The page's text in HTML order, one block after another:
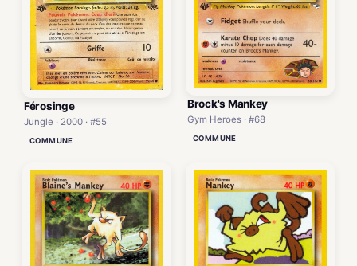
Férosinge
Jungle · 2000 · #55
COMMUNE
Brock's Mankey
Gym Heroes · #68
COMMUNE